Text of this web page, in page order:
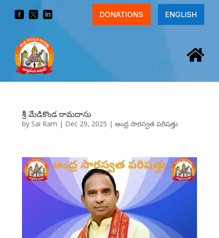
   DONATIONS ENGLISH

శ్రీ మేడికొండ రామదాసు
by Sai Ram | Dec 29, 2025 | ఆంధ్ర సారస్వత పరిషత్తు